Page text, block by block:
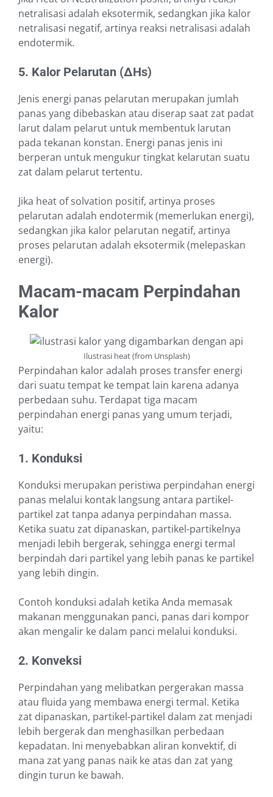
netralisasi adalah eksotermik, sedangkan jika kalor
netralisasi negatif, artinya reaksi netralisasi adalah
endotermik.
5. Kalor Pelarutan (∆Hs)
Jenis energi panas pelarutan merupakan jumlah
panas yang dibebaskan atau diserap saat zat padat
larut dalam pelarut untuk membentuk larutan
pada tekanan konstan. Energi panas jenis ini
berperan untuk mengukur tingkat kelarutan suatu
zat dalam pelarut tertentu.
Jika heat of solvation positif, artinya proses
pelarutan adalah endotermik (memerlukan energi),
sedangkan jika kalor pelarutan negatif, artinya
proses pelarutan adalah eksotermik (melepaskan
energi).
Macam-macam Perpindahan
Kalor
Ilustrasi heat (from Unsplash)
Perpindahan kalor adalah proses transfer energi
dari suatu tempat ke tempat lain karena adanya
perbedaan suhu. Terdapat tiga macam
perpindahan energi panas yang umum terjadi,
yaitu:
1. Konduksi
Konduksi merupakan peristiwa perpindahan energi
panas melalui kontak langsung antara partikel-
partikel zat tanpa adanya perpindahan massa.
Ketika suatu zat dipanaskan, partikel-partikelnya
menjadi lebih bergerak, sehingga energi termal
berpindah dari partikel yang lebih panas ke partikel
yang lebih dingin.
Contoh konduksi adalah ketika Anda memasak
makanan menggunakan panci, panas dari kompor
akan mengalir ke dalam panci melalui konduksi.
2. Konveksi
Perpindahan yang melibatkan pergerakan massa
atau fluida yang membawa energi termal. Ketika
zat dipanaskan, partikel-partikel dalam zat menjadi
lebih bergerak dan menghasilkan perbedaan
kepadatan. Ini menyebabkan aliran konvektif, di
mana zat yang panas naik ke atas dan zat yang
dingin turun ke bawah.